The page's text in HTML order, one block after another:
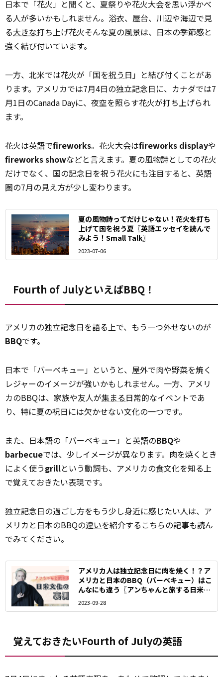
日本で「花火」と聞くと、夏祭りや花火大会を思い浮かべ
る人が多いかもしれません。浴衣、屋台、川辺や海辺で見
る大きな打ち上げ花火――そんな夏の風景は、日本の季節感と
強く結び付いています。
一方、北米では花火が「国を祝う 日」と結び付くことがあ
ります。アメリカでは7月4日の独立記念日に、カナダでは7
月1日のCanada Dayに、夜空を照らす花火が打ち上げられ
ます。
花火は英語でfireworks。花火大会はfireworks displayや
fireworks showなどと言えます。夏の風物詩としての花火
だけでなく、国の記念日を祝う花火にも注目すると、英語
圏の7月の見え方が少し変わります。
夏の風物詩ってだけじゃない！花火を打ち
上げて国を祝う夏〖英語エッセイを読んで
みよう！Small Talk〗
2023-07-06
Fourth of JulyといえばBBQ！
アメリカの独立記念日を語る上で、もう一つ外せないのが
BBQです。
日本で「バーベキュー」というと、屋外で肉や野菜を焼く
レジャーのイメージが強いかもしれません。一方、アメリ
カのBBQは、家族や友人が集まる日常的なイベントであ
り、特に夏の祝日には欠かせない文化の一つです。
また、日本語の「バーベキュー」と英語のBBQや
barbecueでは、少しイメージが異なります。肉を焼くとき
によく使うgrillという動詞も、アメリカの食文化を知る上
で覚えておきたい表現です。
独立記念日の過ごし方をもう少し身近に感じたい人は、ア
メリカと日本のBBQの違いを紹介するこちらの記事も読ん
でみてください。
アメリカ人は独立記念日に肉を焼く！？ア
メリカと日本のBBQ（バーベキュー）はこ
んなにも違う〖アンちゃんと旅する日米文
化の裏側〗
2023-09-28
覚えておきたいFourth of Julyの英語